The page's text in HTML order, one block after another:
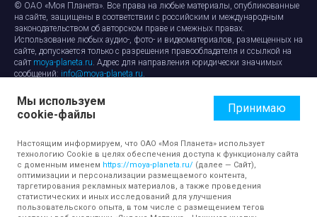
© ОАО «Моя Планета». Все права на любые материалы, опубликованные
на сайте, защищены в соответствии с российским и международным
законодательством об авторском праве и смежных правах.
Использование любых аудио-, фото- и видеоматериалов, размещенных на
сайте, допускается только с разрешения правообладателя и ссылкой на
сайт moya-planeta.ru. Адрес для направления юридически значимых
сообщений: info@moya-planeta.ru.
Правила сайтаРабота с cookie-файлами
Защита персональных данных
Обработка персональных данных
Мы используем
cookie-файлы
Принимаю
Настоящим информируем, что ОАО «Моя Планета» использует
технологию Cookie в целях обеспечения доступа к функционалу сайта
с доменным именем https://moya-planeta.ru/ (далее — Сайт),
оптимизации и персонализации размещаемого контента,
таргетирования рекламных материалов, а также проведения
статистических и иных исследований для улучшения
пользовательского опыта, в том числе с размещением тегов